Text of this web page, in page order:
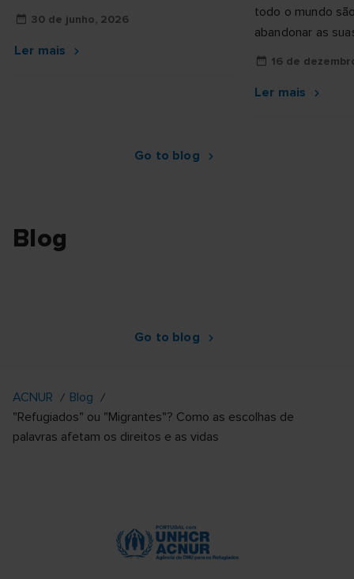
30 de junho, 2026
Ler mais
todo o mundo
abandonar as
guerra, da
16 de
Ler mais
Go to blog
Blog
Go to blog
ACNUR
Blog
"Refugiados" ou "Migrantes"? Como as escolhas de
palavras afetam os direitos e as vidas